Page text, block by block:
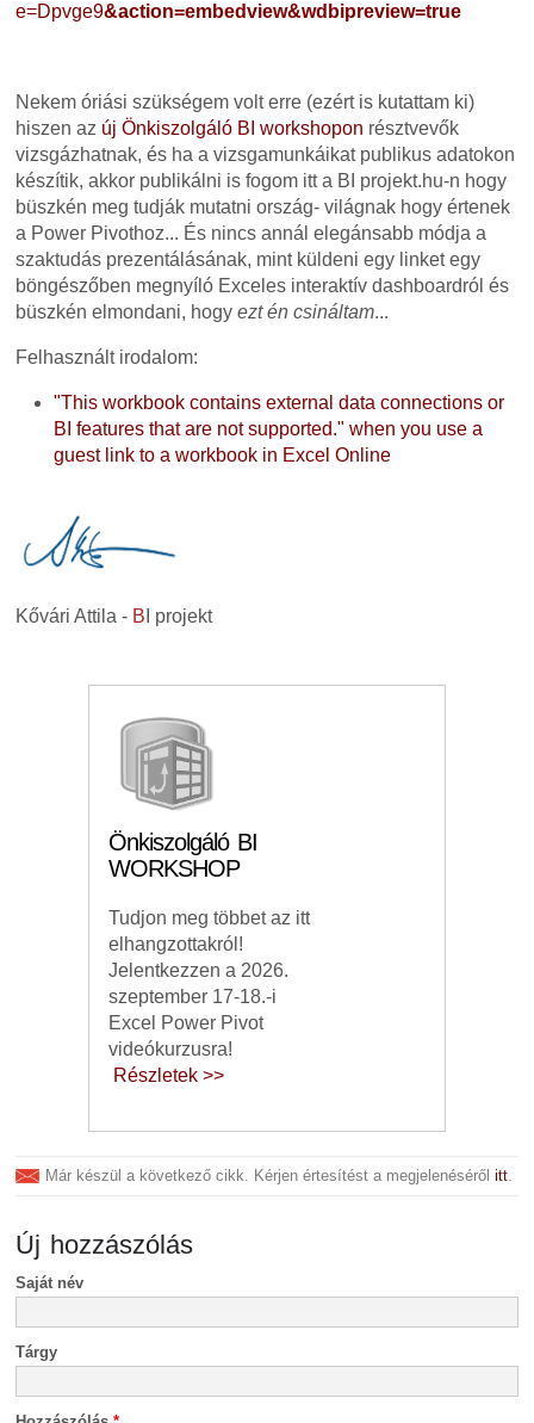
e=Dpvge9&action=embedview&wdbipreview=true
Nekem óriási szükségem volt erre (ezért is kutattam ki)
hiszen az új Önkiszolgáló BI workshopon résztvevők
vizsgázhatnak, és ha a vizsgamunkáikat publikus adatokon
készítik, akkor publikálni is fogom itt a BI projekt.hu-n hogy
büszkén meg tudják mutatni ország- világnak hogy értenek
a Power Pivothoz... És nincs annál elegánsabb módja a
szaktudás prezentálásának, mint küldeni egy linket egy
böngészőben megnyíló Exceles interaktív dashboardról és
büszkén elmondani, hogyezt én csináltam...
Felhasznált irodalom:
"This workbook contains external data connections or
BI features that are not supported." when you use a
guest link to a workbook in Excel Online
Kővári Attila - B I projekt
Önkiszolgáló BI
WORKSHOP
Tudjon meg többet az itt
elhangzottakról!
Jelentkezzen a 2026.
szeptember 17-18.-i
Excel Power Pivot
videókurzusra!
Részletek >>
Már készül a következő cikk. Kérjen értesítést a megjelenésérőlitt.
Új hozzászólás
Saját név
Tárgy